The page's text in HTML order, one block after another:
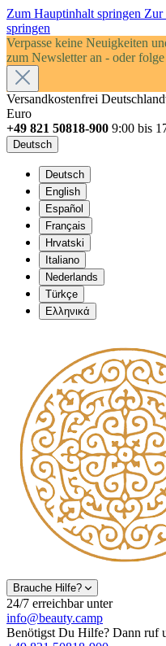
Zum Hauptinhalt springen Zur
springen
Verpasse keine Neuigkeiten
zum Newsletter an - oder
Versandkostenfrei
Euro
+49 821 50818-900 9:00 bis
Deutsch
Deutsch
English
Español
Français
Hrvatski
Italiano
Nederlands
Türkçe
Ελληνικά
Brauche Hilfe?
24/7 erreichbar unter
info@beauty.camp
Benötigst Du Hilfe? Dann ruf